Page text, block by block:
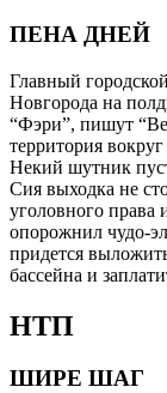
ПЕНА ДНЕЙ
Главный
Новгорода на
“Фэри”, пишут
территория
Некий шутник
Сия выходка не
уголовного права
опорожнил чудо-
придется
бассейна и
НТП
ШИРЕ ШАГ